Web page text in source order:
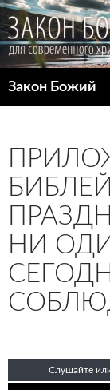
Закон Божий
НИ
Слушайте